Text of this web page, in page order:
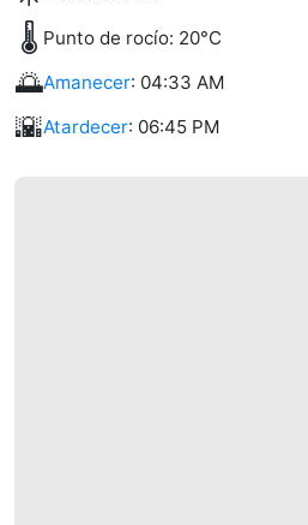
🌡️ Punto de rocío: 20°C
🌅Amanecer: 04:33 AM
🌇Atardecer: 06:45 PM